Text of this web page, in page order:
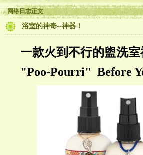
网络日志正文
浴室的神奇--神器！
一款火到不行的盥洗室
"Poo-Pourri" Before